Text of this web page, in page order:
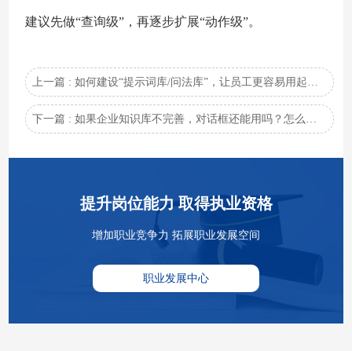
建议先做“查询级”，再逐步扩展“动作级”。
提升岗位能力 取得执业资格
增加职业竞争力 拓展职业发展空间
职业发展中心